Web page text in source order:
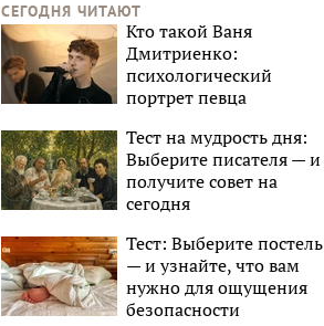
СЕГОДНЯ ЧИТАЮТ
Кто такой Ваня
Дмитриенко:
психологический
портрет певца
Тест на мудрость дня:
Выберите писателя — и
получите совет на
сегодня
Тест: Выберите постель
— и узнайте, что вам
нужно для ощущения
безопасности